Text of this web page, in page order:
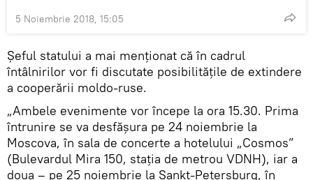
5 Noiembrie 2018, 15:05
Șeful statului a mai menționat că în cadrul
întâlnirilor vor fi discutate posibilitățile de extindere
a cooperării moldo-ruse.
„Ambele evenimente vor începe la ora 15.30. Prima
întrunire se va desfășura pe 24 noiembrie la
Moscova, în sala de concerte a hotelului „Cosmos”
(Bulevardul Mira 150, stația de metrou VDNH), iar a
doua – pe 25 noiembrie la Sankt-Petersburg, în